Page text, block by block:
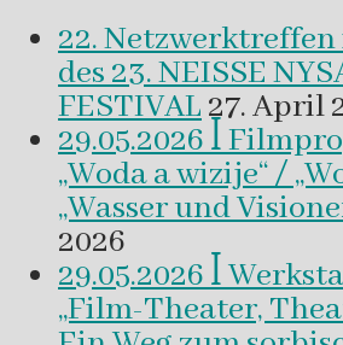
22.
des 23. NEISSE
FESTIVAL27. April
29.05.2026 ꟾ
„Woda a wizije“ /
„Wasser und
2026
29.05.2026 ꟾ
„Film-Theater,